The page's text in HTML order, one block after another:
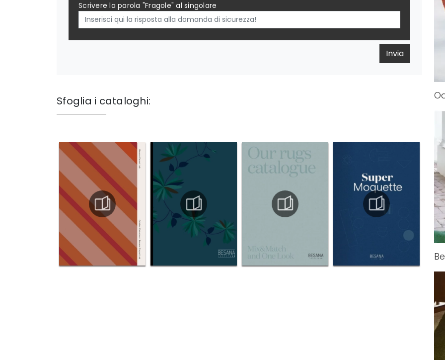
Scrivere la parola "Fragole" al singolare
Invia
Sfoglia i cataloghi: